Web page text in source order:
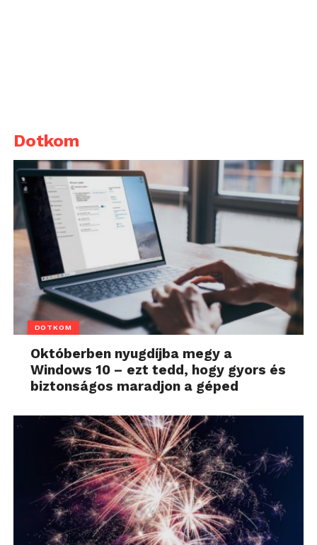
Dotkom
DOTKOM
Októberben nyugdíjba megy a
Windows 10 – ezt tedd, hogy gyors és
biztonságos maradjon a géped